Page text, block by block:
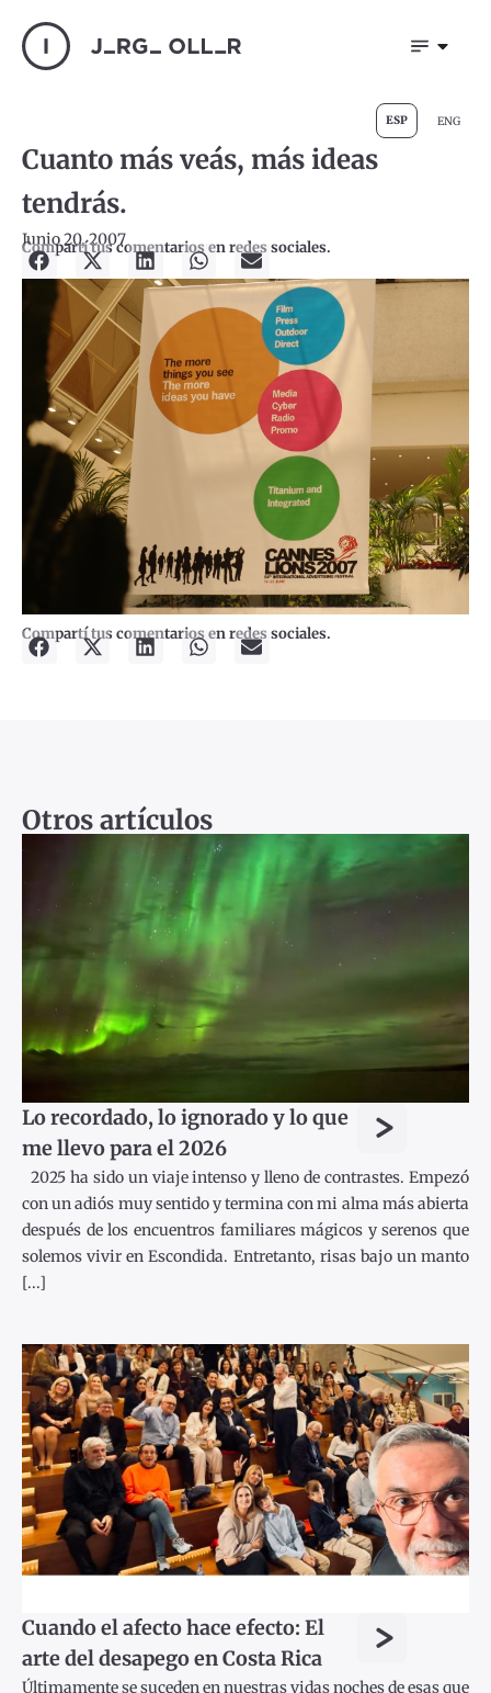
ESP ENG
Cuanto más veás, más ideas
tendrás.
Junio 20, 2007
Compartí tus comentarios en redes sociales.
Compartí tus comentarios en redes sociales.
Otros artículos
Lo recordado, lo ignorado y lo que
me llevo para el 2026
>
2025 ha sido un viaje intenso y lleno de contrastes. Empezó
con un adiós muy sentido y termina con mi alma más abierta
después de los encuentros familiares mágicos y serenos que
solemos vivir en Escondida. Entretanto, risas bajo un manto
[...]
Cuando el afecto hace efecto: El
arte del desapego en Costa Rica
>
Últimamente se suceden en nuestras vidas noches de esas que